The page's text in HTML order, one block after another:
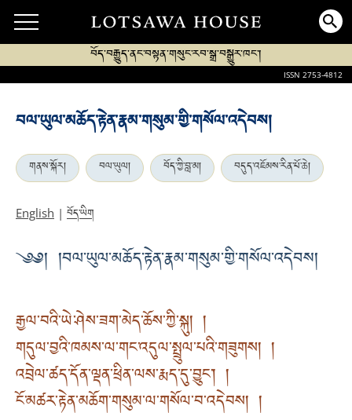
བོད་བརྒྱུད་ནང་བསྟན་གསུང་རབ་སྒྲ་བསྒྱུར་ཁང་།
ISSN 2753-4812
བལ་ཡུལ་མཆོད་རྟེན་རྣམ་གསུམ་གྱི་གསོལ་འདེབས།
གནས་སྐོར། བལ་ཡུལ། བོད་ཀྱི་བླ་མ། བདུད་འཇོམས་རིན་པོ་ཆེ།
English | བོད་ཡིག
༄༅། །བལ་ཡུལ་མཆོད་རྟེན་རྣམ་གསུམ་གྱི་གསོལ་འདེབས།
རྒྱལ་བའི་ཡེ་ཤེས་ཟག་མེད་ཆོས་ཀྱི་སྐུ། །
གདུལ་བྱའི་ཁམས་ལ་གང་འདུལ་སྤྲུལ་པའི་གཟུགས། །
འབྲེལ་ཚད་དོན་ལྡན་ཕྲིན་ལས་རྨད་དུ་བྱུང་། །
ངོ་མཚར་རྟེན་མཆོག་གསུམ་ལ་གསོལ་བ་འདེབས། །